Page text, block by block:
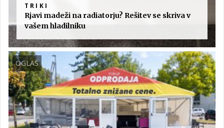
TRIKI
Rjavi madeži na radiatorju? Rešitev se skriva v
vašem hladilniku
OGLAS